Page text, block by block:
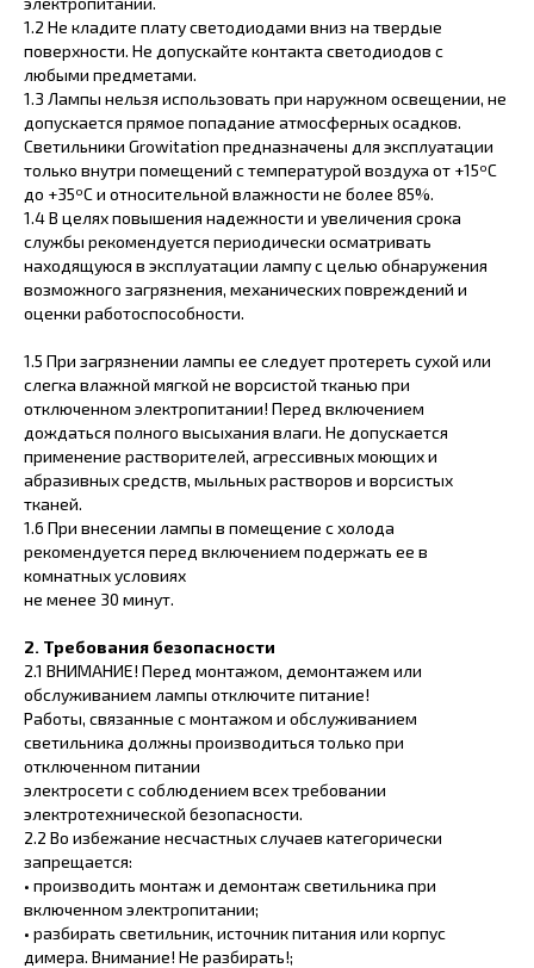
1.2 Не кладите плату светодиодами вниз на твердые
поверхности. Не допускайте контакта светодиодов с
любыми предметами.
1.3 Лампы нельзя использовать при наружном освещении, не
допускается прямое попадание атмосферных осадков.
Светильники Growitation предназначены для эксплуатации
только внутри помещений с температурой воздуха от +15ºС
до +35ºС и относительной влажности не более 85%.
1.4 В целях повышения надежности и увеличения срока
службы рекомендуется периодически осматривать
находящуюся в эксплуатации лампу с целью обнаружения
возможного загрязнения, механических повреждений и
оценки работоспособности.
1.5 При загрязнении лампы ее следует протереть сухой или
слегка влажной мягкой не ворсистой тканью при
отключенном электропитании! Перед включением
дождаться полного высыхания влаги. Не допускается
применение растворителей, агрессивных моющих и
абразивных средств, мыльных растворов и ворсистых
тканей.
1.6 При внесении лампы в помещение с холода
рекомендуется перед включением подержать ее в
комнатных условиях
не менее 30 минут.
2. Требования безопасности
2.1 ВНИМАНИЕ! Перед монтажом, демонтажем или
обслуживанием лампы отключите питание!
Работы, связанные с монтажом и обслуживанием
светильника должны производиться только при
отключенном питании
электросети с соблюдением всех требовании
электротехнической безопасности.
2.2 Во избежание несчастных случаев категорически
запрещается:
• производить монтаж и демонтаж светильника при
включенном электропитании;
• разбирать светильник, источник питания или корпус
димера. Внимание! Не разбирать!;